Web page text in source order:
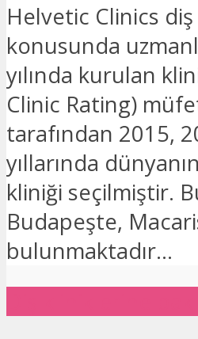
Helvetic Clinics diş
konusunda
yılında kurulan
Clinic Rating)
tarafından 2015,
yıllarında
kliniği seçilmiştir.
Budapeşte,
bulunmaktadır...